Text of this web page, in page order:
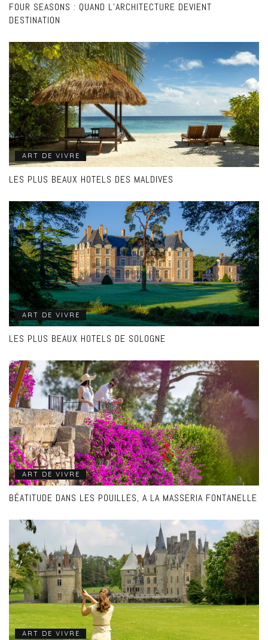
FOUR SEASONS : QUAND L’ARCHITECTURE DEVIENT
DESTINATION
ART DE VIVRE
LES PLUS BEAUX HOTELS DES MALDIVES
ART DE VIVRE
LES PLUS BEAUX HOTELS DE SOLOGNE
ART DE VIVRE
BÉATITUDE DANS LES POUILLES, A LA MASSERIA FONTANELLE
ART DE VIVRE